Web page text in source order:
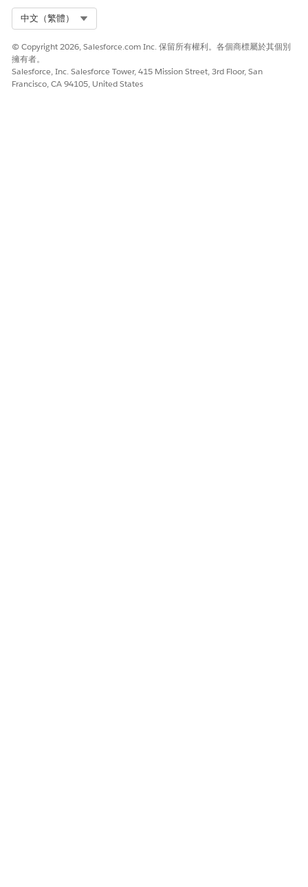
前往「外部用戶端應用程式」的 OAuth 設定,並確定已取消選取用
戶端認證流程的核取方塊。
安全性健康檢閱指南
「安全性健康審查」將去除靜態、無人陪同的認證識別為深度防護
中文（繁體）
© Copyright 2026, Salesforce.com Inc. 保留所有權利。各個商標屬於其個別
擁有者。
Salesforce, Inc. Salesforce Tower, 415 Mission Street, 3rd Floor, San
Francisco, CA 94105, United States